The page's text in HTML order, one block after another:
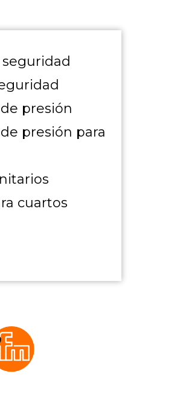
presión
presión para
cuartos